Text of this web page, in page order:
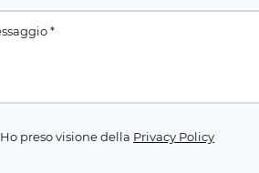
Ho preso visione della Privacy Policy